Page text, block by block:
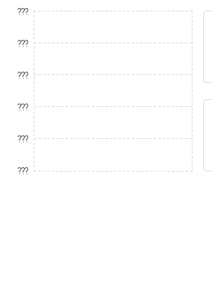
???
???
???
???
???
???